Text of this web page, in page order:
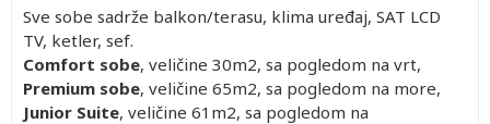
Sve sobe sadrže balkon/terasu, klima uređaj, SAT LCD
TV, ketler, sef.
Comfort sobe, veličine 30m2, sa pogledom na vrt,
Premium sobe, veličine 65m2, sa pogledom na more,
Junior Suite, veličine 61m2, sa pogledom na